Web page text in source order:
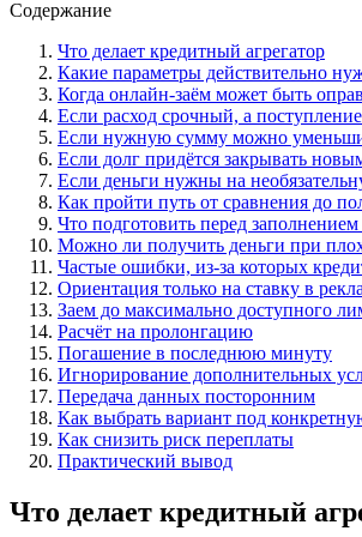
Содержание
Что делает кредитный агрегатор
Какие параметры действительно
Когда онлайн-заём может быть
Если расход срочный, а
Если нужную сумму можно
Если долг придётся закрывать
Если деньги нужны на
Как пройти путь от сравнения до
Что подготовить перед
Можно ли получить деньги при
Частые ошибки, из-за которых
Ориентация только на ставку в
Заем до максимально доступного
Расчёт на пролонгацию
Погашение в последнюю минуту
Игнорирование дополнительных
Передача данных посторонним
Как выбрать вариант под
Как снизить риск переплаты
Практический вывод
Что делает кредитный